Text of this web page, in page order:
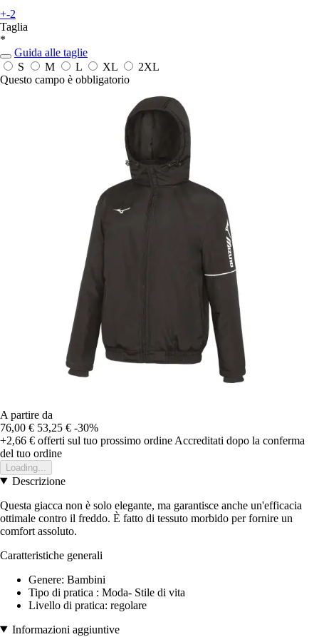
+-2
Taglia
*
Guida alle taglie
S
M L XL
2XL
Questo campo è obbligatorio
A partire da
76,00 € 53,25 € -30%
+2,66 € offerti sul tuo prossimo ordine Accreditati dopo la conferma
del tuo ordine
Loading...
Descrizione
Questa giacca non è solo elegante, ma garantisce anche un'efficacia
ottimale contro il freddo. È fatto di tessuto morbido per fornire un
comfort assoluto.
Caratteristiche generali
Genere: Bambini
Tipo di pratica : Moda- Stile di vita
Livello di pratica: regolare
Informazioni aggiuntive